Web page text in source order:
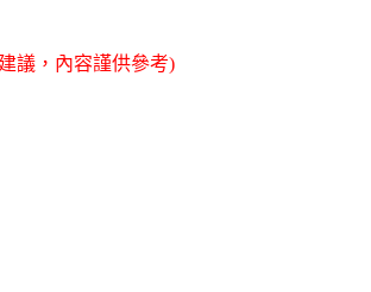
議，內容謹供參考)